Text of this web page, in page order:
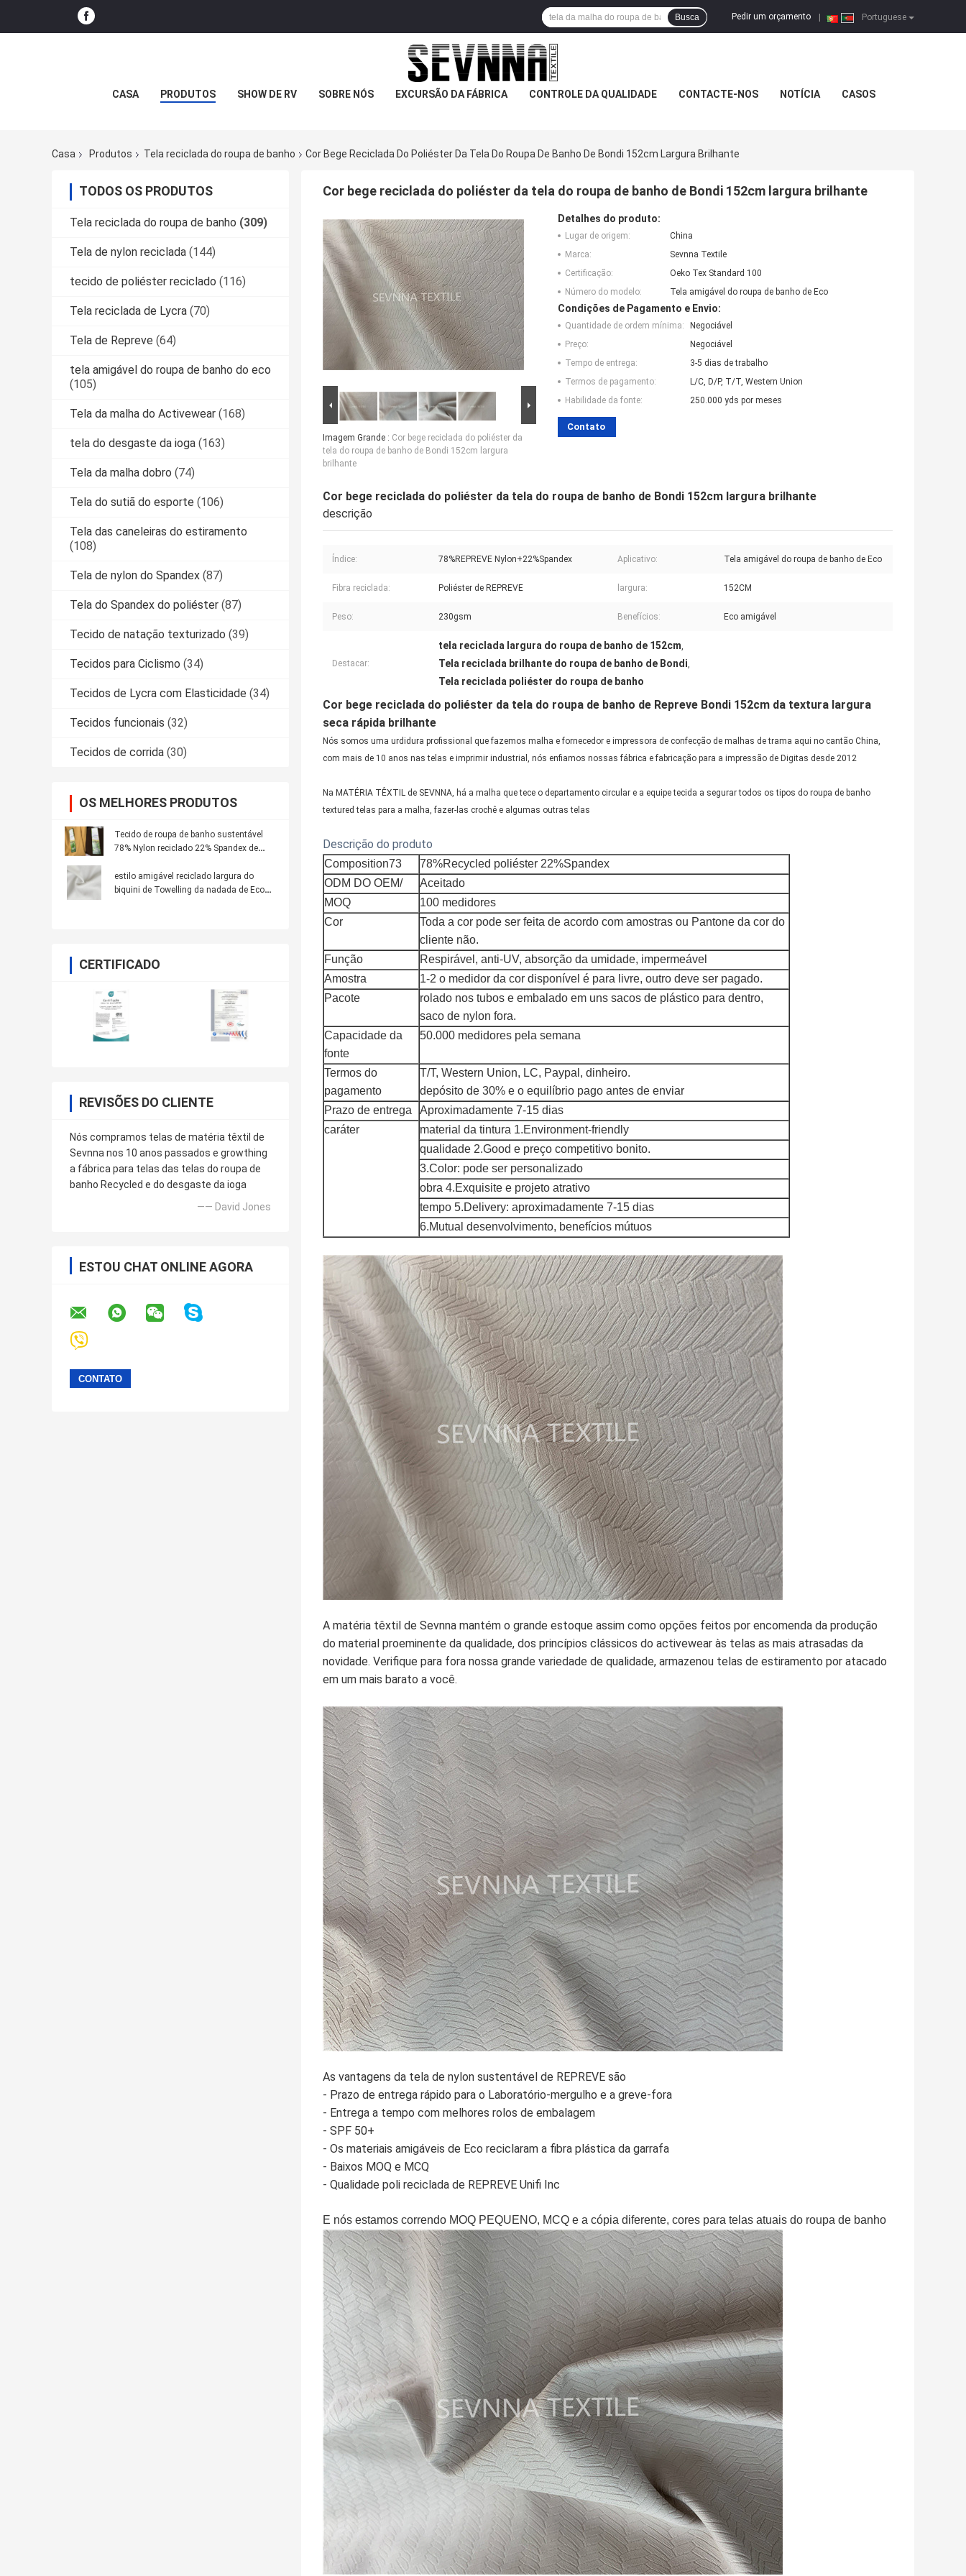
Portuguese
Pedir um orçamento
Busca
CASA PRODUTOS SHOW DE RV SOBRE NÓS EXCURSÃO DA FÁBRICA CONTROLE DA QUALIDADE CONTACTE-NOS NOTÍCIA CASOS
Casa Produtos Tela reciclada do roupa de banho Cor Bege Reciclada Do Poliéster Da Tela Do Roupa De Banho De Bondi 152cm Largura Brilhante
TODOS OS PRODUTOS
Tela reciclada do roupa de banho (309)
Tela de nylon reciclada (144)
tecido de poliéster reciclado (116)
Tela reciclada de Lycra (70)
Tela de Repreve (64)
tela amigável do roupa de banho do eco
(105)
Tela da malha do Activewear (168)
tela do desgaste da ioga (163)
Tela da malha dobro (74)
Tela do sutiã do esporte (106)
Tela das caneleiras do estiramento
(108)
Tela de nylon do Spandex (87)
Tela do Spandex do poliéster (87)
Tecido de natação texturizado (39)
Tecidos para Ciclismo (34)
Tecidos de Lycra com Elasticidade (34)
Tecidos funcionais (32)
Tecidos de corrida (30)
OS MELHORES PRODUTOS
Tecido de roupa de banho sustentável
78% Nylon reciclado 22% Spandex de
estilo amigável reciclado largura do
biquini de Towelling da nadada de Eco
CERTIFICADO
REVISÕES DO CLIENTE
Nós compramos telas de matéria têxtil de
Sevnna nos 10 anos passados e growthing
a fábrica para telas das telas do roupa de
banho Recycled e do desgaste da ioga
—— David Jones
ESTOU CHAT ONLINE AGORA
Cor bege reciclada do poliéster da tela do roupa de banho de Bondi 152cm largura brilhante
Imagem Grande : Cor bege reciclada do poliéster da
tela do roupa de banho de Bondi 152cm largura
brilhante
Detalhes do produto:
Lugar de origem:
China
Marca:
Sevnna Textile
Certificação:
Oeko Tex Standard 100
Número do modelo:
Tela amigável do roupa de banho de Eco
Condições de Pagamento e Envio:
Quantidade de ordem mínima:
Negociável
Preço:
Negociável
Tempo de entrega:
3-5 dias de trabalho
Termos de pagamento:
L/C, D/P, T/T, Western Union
Habilidade da fonte:
250.000 yds por meses
Contato
Cor bege reciclada do poliéster da tela do roupa de banho de Bondi 152cm largura brilhante
descrição
Índice: 78%REPREVE Nylon+22%Spandex Aplicativo: Tela amigável do roupa de banho de Eco
Fibra reciclada: Poliéster de REPREVE largura: 152CM
Peso: 230gsm Benefícios: Eco amigável
Destacar:
tela reciclada largura do roupa de banho de 152cm,
Tela reciclada brilhante do roupa de banho de Bondi,
Tela reciclada poliéster do roupa de banho
Cor bege reciclada do poliéster da tela do roupa de banho de Repreve Bondi 152cm da textura largura
seca rápida brilhante
Nós somos uma urdidura profissional que fazemos malha e fornecedor e impressora de confecção de malhas de trama aqui no cantão China,
com mais de 10 anos nas telas e imprimir industrial, nós enfiamos nossas fábrica e fabricação para a impressão de Digitas desde 2012
Na MATÉRIA TÊXTIL de SEVNNA, há a malha que tece o departamento circular e a equipe tecida a segurar todos os tipos do roupa de banho
textured telas para a malha, fazer-las crochê e algumas outras telas
Descrição do produto
Composition73
78%Recycled poliéster 22%Spandex
ODM DO OEM/
Aceitado
MOQ
100 medidores
Cor
Toda a cor pode ser feita de acordo com amostras ou Pantone da cor do
cliente não.
Função
Respirável, anti-UV, absorção da umidade, impermeável
Amostra
1-2 o medidor da cor disponível é para livre, outro deve ser pagado.
Pacote
rolado nos tubos e embalado em uns sacos de plástico para dentro,
saco de nylon fora.
Capacidade da
fonte
50.000 medidores pela semana
Termos do
pagamento
T/T, Western Union, LC, Paypal, dinheiro.
depósito de 30% e o equilíbrio pago antes de enviar
Prazo de entrega
Aproximadamente 7-15 dias
caráter
material da tintura 1.Environment-friendly
qualidade 2.Good e preço competitivo bonito.
3.Color: pode ser personalizado
obra 4.Exquisite e projeto atrativo
tempo 5.Delivery: aproximadamente 7-15 dias
6.Mutual desenvolvimento, benefícios mútuos
A matéria têxtil de Sevnna mantém o grande estoque assim como opções feitos por encomenda da produção
do material proeminente da qualidade, dos princípios clássicos do activewear às telas as mais atrasadas da
novidade. Verifique para fora nossa grande variedade de qualidade, armazenou telas de estiramento por atacado
em um mais barato a você.
As vantagens da tela de nylon sustentável de REPREVE são
- Prazo de entrega rápido para o Laboratório-mergulho e a greve-fora
- Entrega a tempo com melhores rolos de embalagem
- SPF 50+
- Os materiais amigáveis de Eco reciclaram a fibra plástica da garrafa
- Baixos MOQ e MCQ
- Qualidade poli reciclada de REPREVE Unifi Inc
E nós estamos correndo MOQ PEQUENO, MCQ e a cópia diferente, cores para telas atuais do roupa de banho